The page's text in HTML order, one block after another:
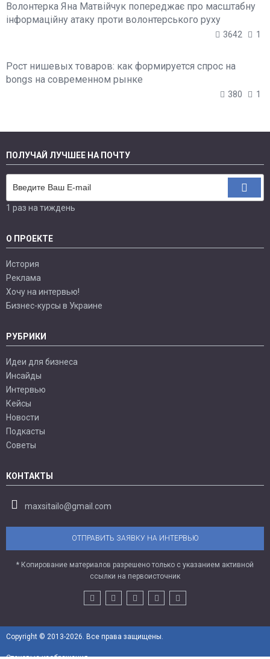
Волонтерка Яна Матвійчук попереджає про масштабну
інформаційну атаку проти волонтерського руху
3642 1
Рост нишевых товаров: как формируется спрос на
bongs на современном рынке
380 1
ПОЛУЧАЙ ЛУЧШЕЕ НА ПОЧТУ
1 раз на тиждень
О ПРОЕКТЕ
История
Реклама
Хочу на интервью!
Бизнес-курсы в Украине
РУБРИКИ
Идеи для бизнеса
Инсайды
Интервью
Кейсы
Новости
Подкасты
Советы
КОНТАКТЫ
maxsitailo@gmail.com
ОТПРАВИТЬ ЗАЯВКУ НА ИНТЕРВЬЮ
* Копирование материалов разрешено только с указанием активной
ссылки на первоисточник
Copyright © 2013-2026. Все права защищены.